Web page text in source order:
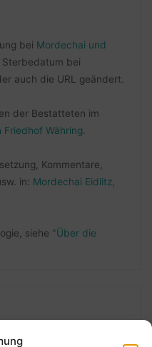
bei Mordechai und
Sterbedatum bei
auch die URL geändert.
der Bestatteten im
Währing
Kommentare,
in: Mordechai Eidlitz,
siehe "Über die